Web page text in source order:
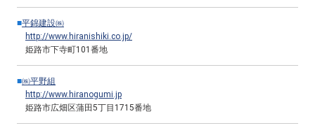
■平錦建設㈱
http://www.hiranishiki.co.jp/
姫路市下寺町101番地
■㈱平野組
http://www.hiranogumi.jp
姫路市広畑区蒲田5丁目1715番地